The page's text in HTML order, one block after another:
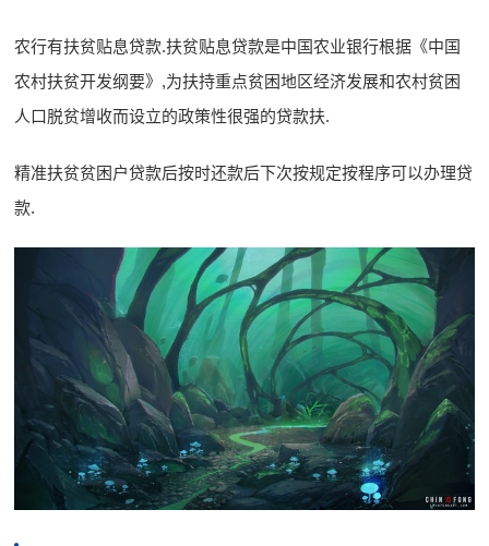
农行有扶贫贴息贷款.扶贫贴息贷款是中国农业银行根据《中国
农村扶贫开发纲要》,为扶持重点贫困地区经济发展和农村贫困
人口脱贫增收而设立的政策性很强的贷款扶.
精准扶贫贫困户贷款后按时还款后下次按规定按程序可以办理贷
款.